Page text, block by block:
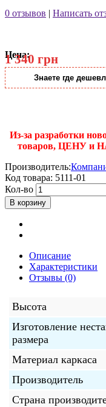
0 отзывов | Написать
Цена:
1 340 грн
Знаете где
Из-за разработки
товаров, ЦЕНУ и
Производитель:
Код товара: 5111-01
Кол-во
Описание
Характеристики
Отзывы (0)
Высота
Изготовление
размера
Материал каркаса
Производитель
Страна